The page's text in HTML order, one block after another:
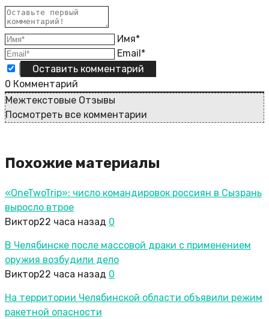
Имя*
Email*
0 Комментарий
Межтекстовые Отзывы
Посмотреть все комментарии
Похожие материалы
«OneTwoTrip»: число командировок россиян в Сызрань
выросло втрое
Виктор22 часа назад 0
В Челябинске после массовой драки с применением
оружия возбудили дело
Виктор22 часа назад 0
На территории Челябинской области объявили режим
ракетной опасности